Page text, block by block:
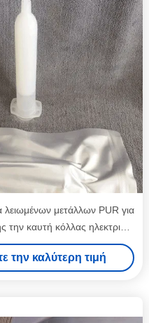
λειωμένων μετάλλων PUR για
την καυτή κόλλας ηλεκτρική
συνδέσεων μπροστινή
την καλύτερη τιμή